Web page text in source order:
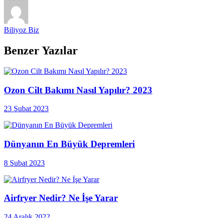
Biliyoz Biz
Benzer Yazılar
Ozon Cilt Bakımı Nasıl Yapılır? 2023
23 Şubat 2023
Dünyanın En Büyük Depremleri
8 Şubat 2023
Airfryer Nedir? Ne İşe Yarar